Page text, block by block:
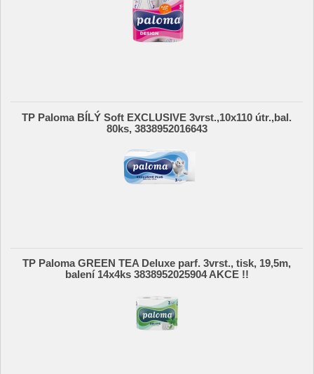
TP Paloma BÍLÝ Soft EXCLUSIVE 3vrst.,10x110 útr.,bal.
80ks, 3838952016643
TP Paloma GREEN TEA Deluxe parf. 3vrst., tisk, 19,5m,
balení 14x4ks 3838952025904 AKCE !!